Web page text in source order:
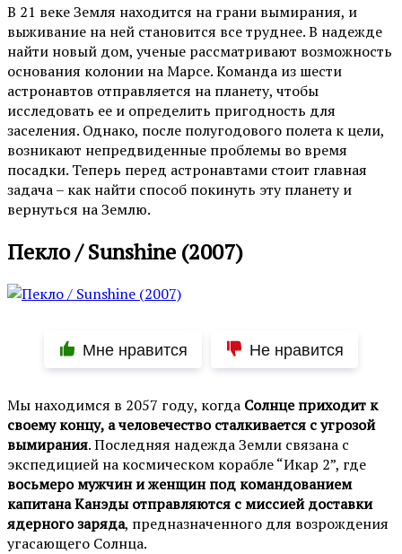
В 21 веке Земля находится на грани вымирания, и
выживание на ней становится все труднее. В надежде
найти новый дом, ученые рассматривают возможность
основания колонии на Марсе. Команда из шести
астронавтов отправляется на планету, чтобы
исследовать ее и определить пригодность для
заселения. Однако, после полугодового полета к цели,
возникают непредвиденные проблемы во время
посадки. Теперь перед астронавтами стоит главная
задача – как найти способ покинуть эту планету и
вернуться на Землю.
Пекло / Sunshine (2007)
Мне нравится Не нравится
Мы находимся в 2057 году, когда Солнце приходит к
своему концу, а человечество сталкивается с угрозой
вымирания. Последняя надежда Земли связана с
экспедицией на космическом корабле “Икар 2”, где
восьмеро мужчин и женщин под командованием
капитана Канэды отправляются с миссией доставки
ядерного заряда, предназначенного для возрождения
угасающего Солнца.